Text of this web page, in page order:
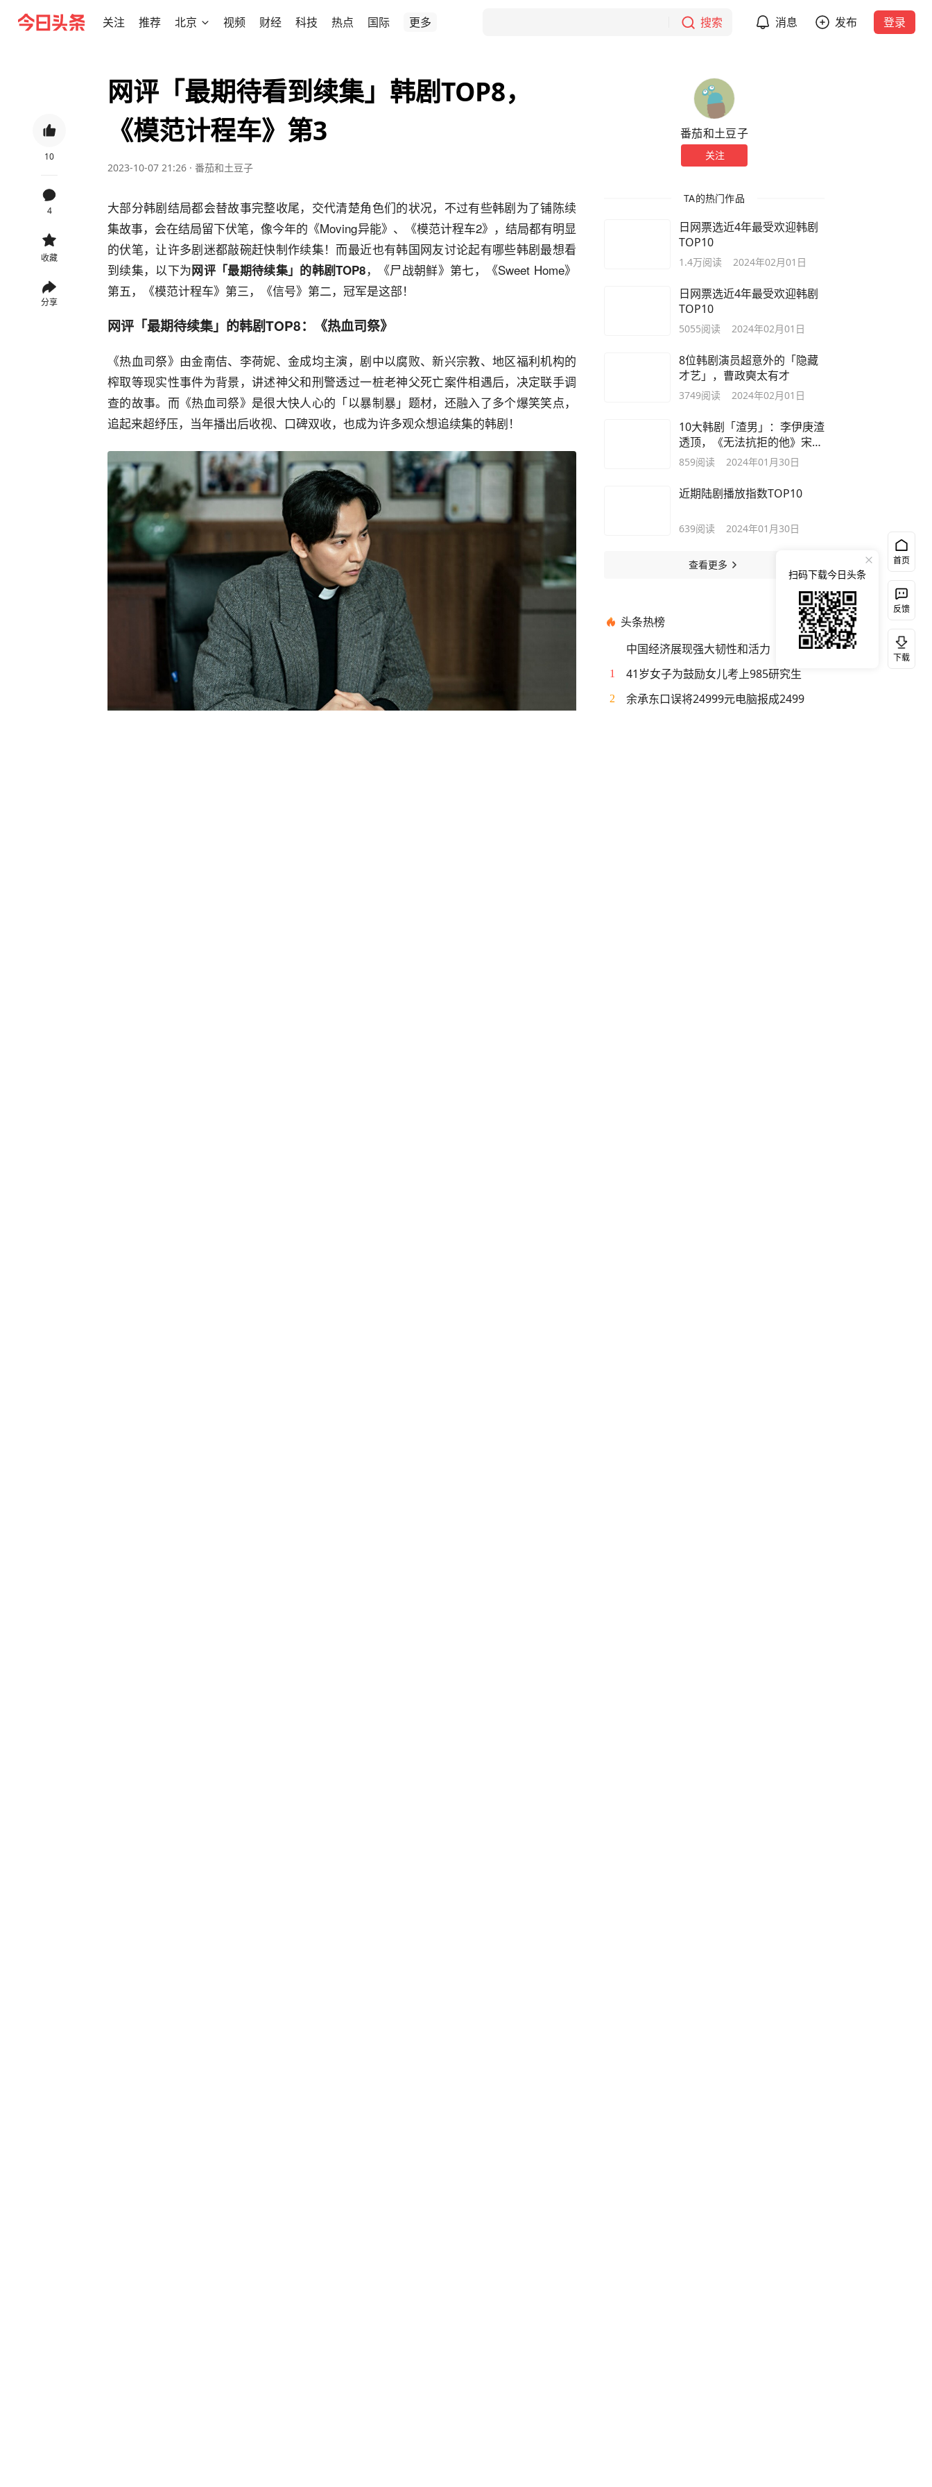
关注 推荐 北京 视频 财经 科技 热点 国际 更多 搜索 消息 发布 登录
10
4
收藏
分享
网评「最期待看到续集」韩剧TOP8，
《模范计程车》第3
2023-10-07 21:26 · 番茄和土豆子
大部分韩剧结局都会替故事完整收尾，交代清楚角色们的状况，不过有些韩剧为了铺陈续
集故事，会在结局留下伏笔，像今年的《Moving异能》、《模范计程车2》，结局都有明显
的伏笔，让许多剧迷都敲碗赶快制作续集！而最近也有韩国网友讨论起有哪些韩剧最想看
到续集，以下为网评「最期待续集」的韩剧TOP8，《尸战朝鲜》第七，《Sweet Home》
第五，《模范计程车》第三，《信号》第二，冠军是这部！
网评「最期待续集」的韩剧TOP8：《热血司祭》
《热血司祭》由金南佶、李荷妮、金成均主演，剧中以腐败、新兴宗教、地区福利机构的
榨取等现实性事件为背景，讲述神父和刑警透过一桩老神父死亡案件相遇后，决定联手调
查的故事。而《热血司祭》是很大快人心的「以暴制暴」题材，还融入了多个爆笑笑点，
追起来超纾压，当年播出后收视、口碑双收，也成为许多观众想追续集的韩剧！
番茄和土豆子
关注
TA的热门作品
日网票选近4年最受欢迎韩剧
TOP10
1.4万阅读 2024年02月01日
日网票选近4年最受欢迎韩剧
TOP10
5055阅读 2024年02月01日
8位韩剧演员超意外的「隐藏
才艺」，曹政奭太有才
3749阅读 2024年02月01日
10大韩剧「渣男」：李伊庚渣
透顶，《无法抗拒的他》宋江
忘不了
859阅读 2024年01月30日
近期陆剧播放指数TOP10
639阅读 2024年01月30日
查看更多
头条热榜 换一换
中国经济展现强大韧性和活力
1 41岁女子为鼓励女儿考上985研究生
2 余承东口误将24999元电脑报成2499
首页
反馈
下载
扫码下载今日头条